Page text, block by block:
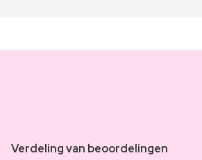
Verdeling van beoordelingen